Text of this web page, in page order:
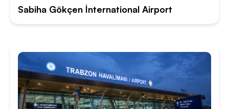
Sabiha Gökçen İnternational Airport